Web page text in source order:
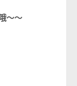
～～